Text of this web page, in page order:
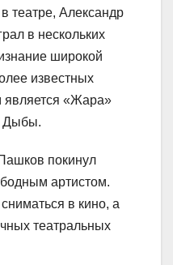
театре, Александр
в нескольких
широкой
известных
является «Жара»
Дыбы.
покинул
артистом.
в кино, а
театральных